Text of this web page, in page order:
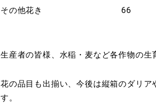
その他花き
66
生産者の皆様、水稲・麦など各作物の生
花の品目も出揃い、今後は縦箱のダリ
す。